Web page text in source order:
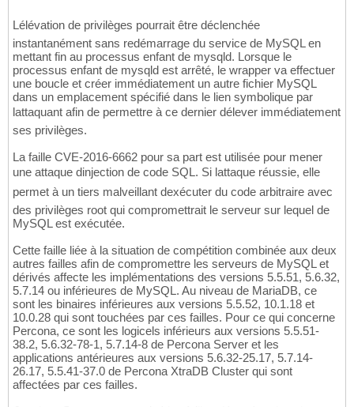
Lélévation de privilèges pourrait être déclenchée
instantanément sans redémarrage du service de MySQL en
mettant fin au processus enfant de mysqld. Lorsque le
processus enfant de mysqld est arrêté, le wrapper va effectuer
une boucle et créer immédiatement un autre fichier MySQL
dans un emplacement spécifié dans le lien symbolique par
lattaquant afin de permettre à ce dernier délever immédiatement
ses privilèges.
La faille CVE-2016-6662 pour sa part est utilisée pour mener
une attaque dinjection de code SQL. Si lattaque réussie, elle
permet à un tiers malveillant dexécuter du code arbitraire avec
des privilèges root qui compromettrait le serveur sur lequel de
MySQL est exécutée.
Cette faille liée à la situation de compétition combinée aux deux
autres failles afin de compromettre les serveurs de MySQL et
dérivés affecte les implémentations des versions 5.5.51, 5.6.32,
5.7.14 ou inférieures de MySQL. Au niveau de MariaDB, ce
sont les binaires inférieures aux versions 5.5.52, 10.1.18 et
10.0.28 qui sont touchées par ces failles. Pour ce qui concerne
Percona, ce sont les logicels inférieurs aux versions 5.5.51-
38.2, 5.6.32-78-1, 5.7.14-8 de Percona Server et les
applications antérieures aux versions 5.6.32-25.17, 5.7.14-
26.17, 5.5.41-37.0 de Percona XtraDB Cluster qui sont
affectées par ces failles.